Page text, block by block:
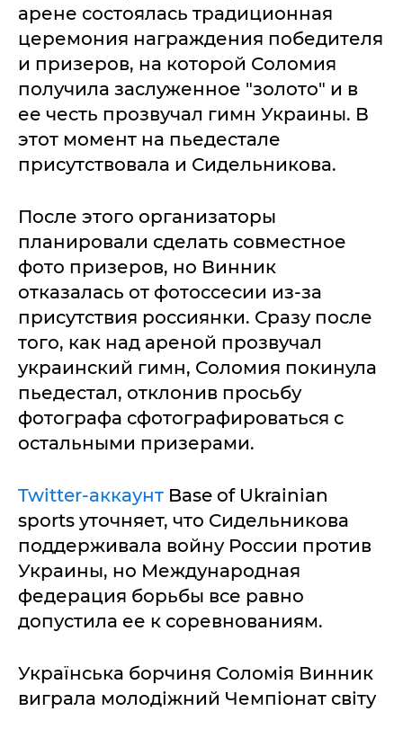
арене состоялась традиционная
церемония награждения победителя
и призеров, на которой Соломия
получила заслуженное "золото" и в
ее честь прозвучал гимн Украины. В
этот момент на пьедестале
присутствовала и Сидельникова.
После этого организаторы
планировали сделать совместное
фото призеров, но Винник
отказалась от фотоссесии из-за
присутствия россиянки. Сразу после
того, как над ареной прозвучал
украинский гимн, Соломия покинула
пьедестал, отклонив просьбу
фотографа сфотографироваться с
остальными призерами.
Twitter-аккаунт Base of Ukrainian
sports уточняет, что Сидельникова
поддерживала войну России против
Украины, но Международная
федерация борьбы все равно
допустила ее к соревнованиям.
Українська борчиня Соломія Винник
виграла молодіжний Чемпіонат світу